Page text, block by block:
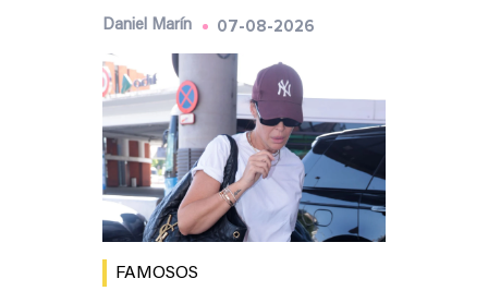
Daniel Marín 07-08-2026
FAMOSOS